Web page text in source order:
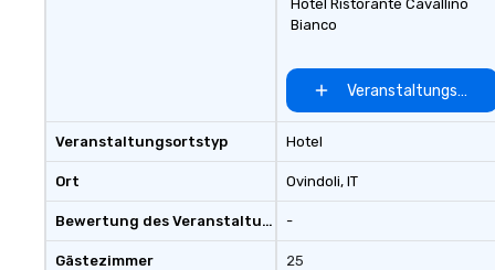
Veranstaltungsortstyp
Ort
Bewertung des Veranstaltungsortes
Gästezimmer
Hotel Ristorante Cavallino
Bianco
Veranstaltungsort
Hotel
Ovindoli, IT
-
25